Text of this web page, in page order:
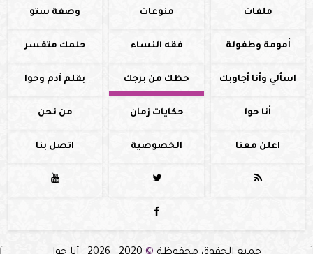
ملفات منوعات وصفة ستو
أمومة وطفولة فقه النساء حلمك متفسر
اسألي وأنا أجاوبك حظك من برجك بقلم آدم وحوا
أنا حوا حكايات زمان من نحن
اعلن معنا الخصوصية اتصل بنا



